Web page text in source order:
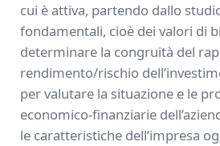
cui è attiva, partendo dallo
fondamentali, cioè dei valori di
determinare la congruità del
rendimento/rischio
per valutare la situazione e le
economico-finanziarie
le caratteristiche dell’impresa